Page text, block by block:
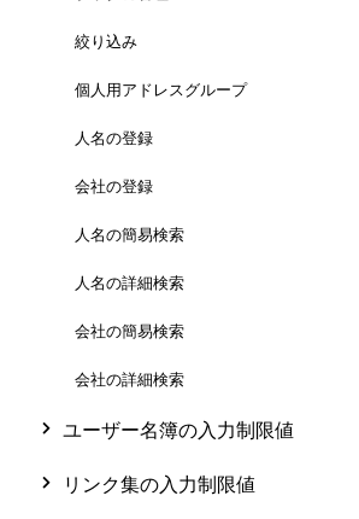
絞り込み
個人用アドレスグループ
人名の登録
会社の登録
人名の簡易検索
人名の詳細検索
会社の簡易検索
会社の詳細検索
ユーザー名簿の入力制限値
リンク集の入力制限値